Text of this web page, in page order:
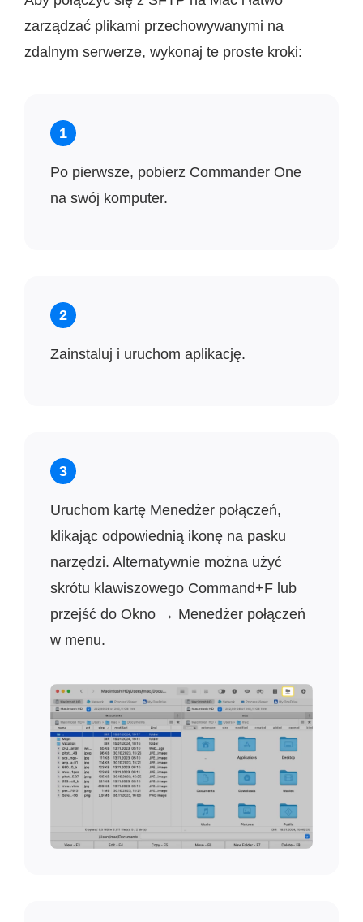
zarządzać plikami przechowywanymi na
zdalnym serwerze, wykonaj te proste kroki:
1
Po pierwsze, pobierz Commander One
na swój komputer.
2
Zainstaluj i uruchom aplikację.
3
Uruchom kartę Menedżer połączeń,
klikając odpowiednią ikonę na pasku
narzędzi. Alternatywnie można użyć
skrótu klawiszowego Command+F lub
przejść do Okno → Menedżer połączeń
w menu.